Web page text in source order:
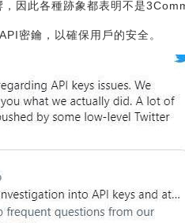
因此各種跡象都表明不是
密鑰，以確保用戶的安全。